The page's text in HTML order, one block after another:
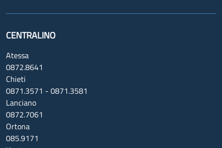
CENTRALINO
Atessa
0872.8641
Chieti
0871.3571 - 0871.3581
Lanciano
0872.7061
Ortona
085.9171